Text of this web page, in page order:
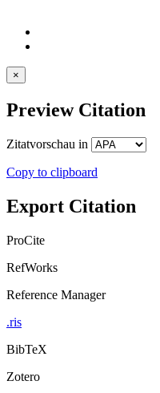
×
Preview Citation
Zitatvorschau in
Copy to clipboard
Export Citation
ProCite
RefWorks
Reference Manager
.ris
BibTeX
Zotero